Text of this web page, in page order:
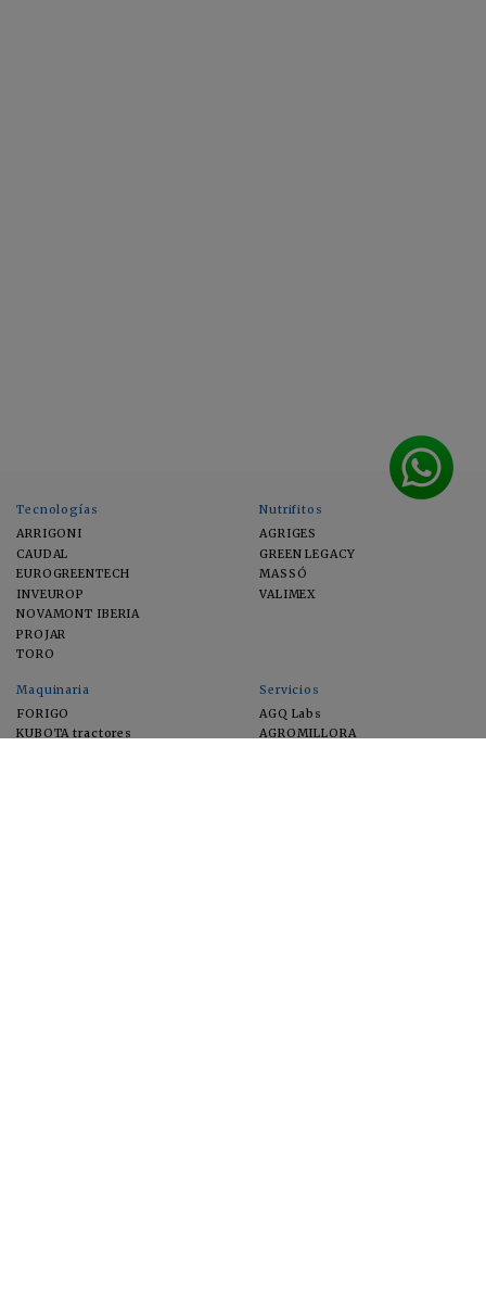
Tecnologías
ARRIGONI
CAUDAL
EUROGREENTECH
INVEUROP
NOVAMONT IBERIA
PROJAR
TORO
Nutrifitos
AGRIGES
GREEN LEGACY
MASSÓ
VALIMEX
Maquinaria
FORIGO
KUBOTA tractores
Servicios
AGQ Labs
AGROMILLORA